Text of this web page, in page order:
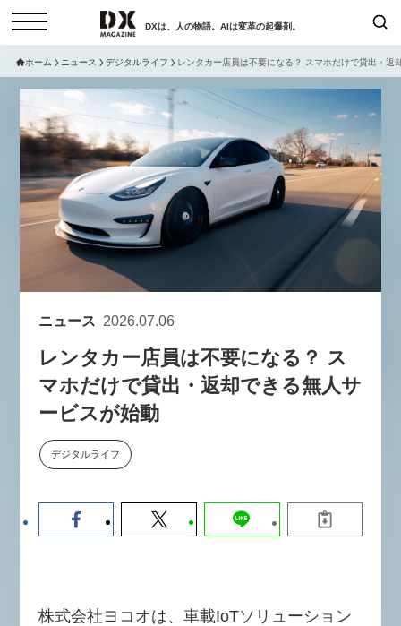
DXは、人の物語。AIは変革の起爆剤。
インタビュー
セミナー
サービスメニュー 日本オムニチャネル協会
トップページ
特集
お問い合わせ
個人情報保護法について
採用情報
検索
現在開催予定のセミナー
【8/12開催】「イノベーションを
数値化する」～投資される事業の
学ぶ資金調達・巻き込みのリアル
2026-06-10
セミナー
ホーム ニュース デジタルライフ レンタカー店員は不要になる？ スマホだけで貸出・返
ニュース 2026.07.06
レンタカー店員は不要になる？ ス
マホだけで貸出・返却できる無人サ
ービスが始動
デジタルライフ
株式会社ヨコオは、車載IoTソリューション